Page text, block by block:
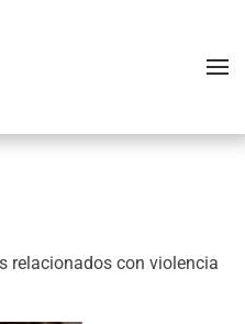
relacionados con violencia